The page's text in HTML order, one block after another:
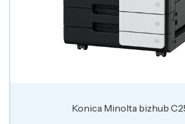
Konica Minolta bizhub